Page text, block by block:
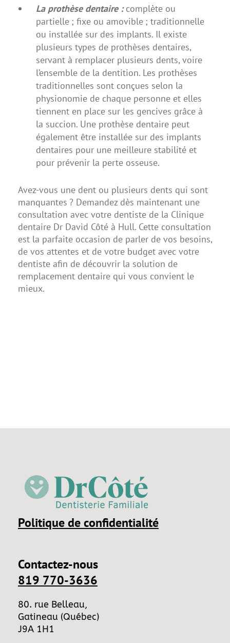
La prothèse dentaire :complète ou
partielle ; fixe ou amovible ; traditionnelle
ou installée sur des implants. Il existe
plusieurs types de prothèses dentaires,
servant à remplacer plusieurs dents, voire
l’ensemble de la dentition. Les prothèses
traditionnelles sont conçues selon la
physionomie de chaque personne et elles
tiennent en place sur les gencives grâce à
la succion. Une prothèse dentaire peut
également être installée sur des implants
dentaires pour une meilleure stabilité et
pour prévenir la perte osseuse.
Avez-vous une dent ou plusieurs dents qui sont
manquantes ? Demandez dès maintenant une
consultation avec votre dentiste de la Clinique
dentaire Dr David Côté à Hull. Cette consultation
est la parfaite occasion de parler de vos besoins,
de vos attentes et de votre budget avec votre
dentiste afin de découvrir la solution de
remplacement dentaire qui vous convient le
mieux.
Politique de confidentialité
Contactez-nous
819 770-3636
80. rue Belleau,
Gatineau (Québec)
J9A 1H1